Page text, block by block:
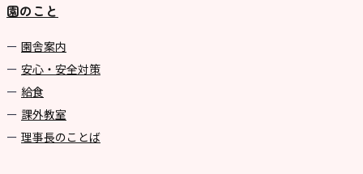
園のこと
園舎案内
安心・安全対策
給食
課外教室
理事長のことば